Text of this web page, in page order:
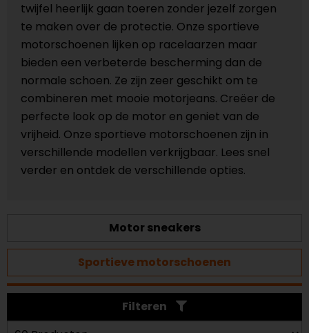
twijfel heerlijk gaan toeren zonder jezelf zorgen
te maken over de protectie. Onze sportieve
motorschoenen lijken op racelaarzen maar
bieden een verbeterde bescherming dan de
normale schoen. Ze zijn zeer geschikt om te
combineren met mooie motorjeans. Creëer de
perfecte look op de motor en geniet van de
vrijheid. Onze sportieve motorschoenen zijn in
verschillende modellen verkrijgbaar. Lees snel
verder en ontdek de verschillende opties.
Motor sneakers
Sportieve motorschoenen
Filteren